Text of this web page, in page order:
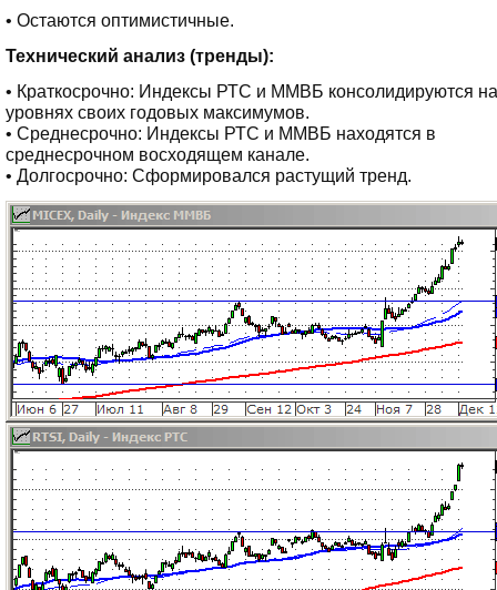
• Остаются оптимистичные.
Технический анализ (тренды):
• Краткосрочно: Индексы РТС и ММВБ консолидируются на
уровнях своих годовых максимумов.
• Среднесрочно: Индексы РТС и ММВБ находятся в
среднесрочном восходящем канале.
• Долгосрочно: Сформировался растущий тренд.